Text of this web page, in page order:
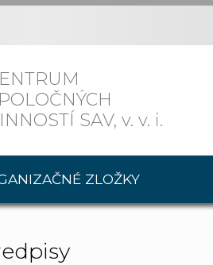
SAV, v. v. i.
ZLOŽKY